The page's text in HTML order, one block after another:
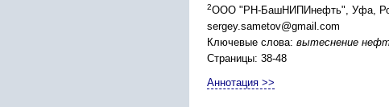
2ООО "РН-БашНИПИнефть", Уфа,
sergey.sametov@gmail.com
Ключевые слова: вытеснение
Страницы: 38-48
Аннотация >>